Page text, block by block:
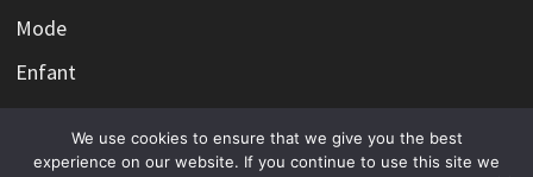
Mode
Enfant
We use cookies to ensure that we give you the best
experience on our website. If you continue to use this site we